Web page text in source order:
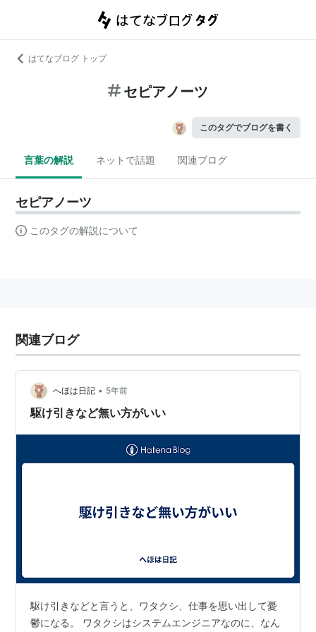
はてなブログ トップ
セピアノーツ
このタグでブログを書く
言葉の解説 ネットで話題 関連ブログ
セピアノーツ
このタグの解説について
関連ブログ
へほは日記 • 5年前
駆け引きなど無い方がいい
駆け引きなどと言うと、ワタクシ、仕事を思い出して憂
鬱になる。 ワタクシはシステムエンジニアなのに、なん